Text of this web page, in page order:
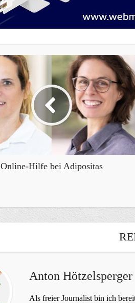
Online-Hilfe bei Adipositas
Anton Hötzelsperger
Als freier Journalist bin ich